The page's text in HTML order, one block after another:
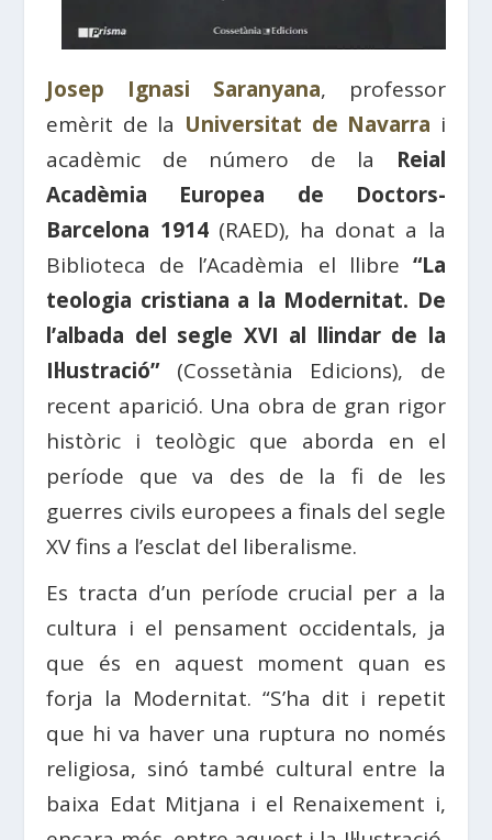
Josep Ignasi Saranyana, professor
emèrit de la Universitat de Navarra i
acadèmic de número de la Reial
Acadèmia Europea de Doctors-
Barcelona 1914(RAED), ha donat a la
Biblioteca de l’Acadèmia el llibre “La
teologia cristiana a la Modernitat. De
l’albada del segle XVI al llindar de la
Il·lustració”(Cossetània Edicions), de
recent aparició. Una obra de gran rigor
històric i teològic que aborda en el
període que va des de la fi de les
guerres civils europees a finals del segle
XV fins a l’esclat del liberalisme.
Es tracta d’un període crucial per a la
cultura i el pensament occidentals, ja
que és en aquest moment quan es
forja la Modernitat. “S’ha dit i repetit
que hi va haver una ruptura no només
religiosa, sinó també cultural entre la
baixa Edat Mitjana i el Renaixement i,